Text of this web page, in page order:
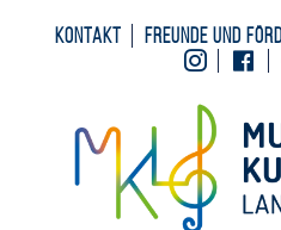
Kontakt Freunde und